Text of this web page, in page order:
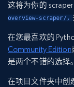
这将为你的
overview-scraper/，
在您最喜欢的
Community Edition
是两个不错的选择。
在项目文件夹中创